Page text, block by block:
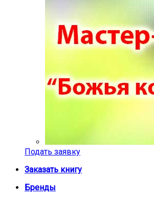
Подать заявку
Заказать книгу
Бренды